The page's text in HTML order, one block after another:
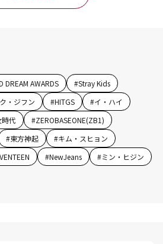
DREAM AWARDS #Stray Kids
・ジフン #HITGS #イ・ハイ
代 #ZEROBASEONE(ZB1)
#東方神起 #キム・スヒョン
#NewJeans #ミン・ヒジン